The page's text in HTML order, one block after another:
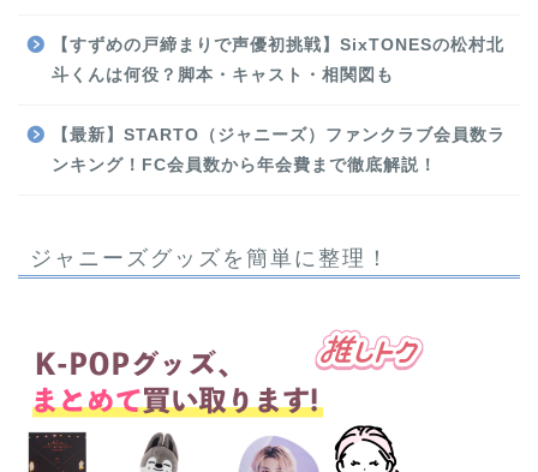
【すずめの戸締まりで声優初挑戦】SixTONESの松村北
斗くんは何役？脚本・キャスト・相関図も
【最新】STARTO（ジャニーズ）ファンクラブ会員数ラ
ンキング！FC会員数から年会費まで徹底解説！
ジャニーズグッズを簡単に整理！